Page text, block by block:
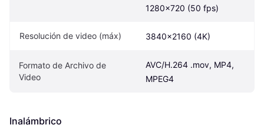
1280x720 (50 fps)
Resolución de video (máx) 3840x2160 (4K)
Formato de Archivo de
Video
AVC/H.264 .mov, MP4,
MPEG4
Inalámbrico